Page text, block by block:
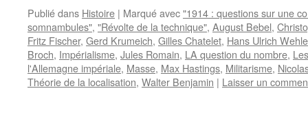
Publié dans Histoire | Marqué avec"1914 : questions sur une
somnambules", "Révolte de la technique", August Bebel,
Fritz Fischer, Gerd Krumeich, Gilles Chatelet, Hans Ulrich
Broch, Impérialisme, Jules Romain, LA question du nombre,
l'Allemagne impériale, Masse, Max Hastings, Militarisme,
Théorie de la localisation, Walter Benjamin | Laisser un